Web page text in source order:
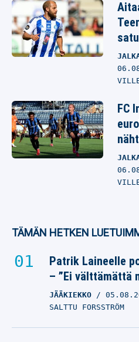
FC
TÄMÄN HETKEN
Patrik Laineelle
– ”Ei välttämättä
JÄÄKIEKKO
SALTTU FORSSTRÖM